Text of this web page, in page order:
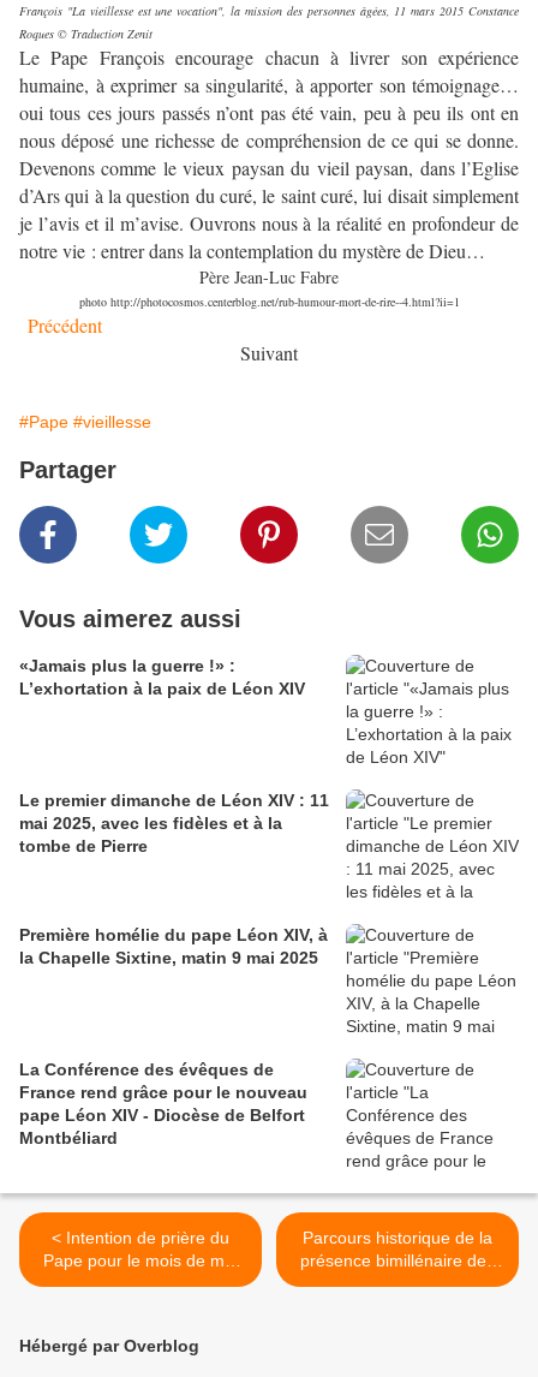
François "La vieillesse est une vocation", la mission des personnes âgées, 11 mars 2015Constance
Roques © Traduction Zenit
Le Pape François encourage chacun à livrer son expérience
humaine, à exprimer sa singularité, à apporter son témoignage…
oui tous ces jours passés n’ont pas été vain, peu à peu ils ont en
nous déposé une richesse de compréhension de ce qui se donne.
Devenons comme le vieux paysan du vieil paysan, dans l’Eglise
d’Ars qui à la question du curé, le saint curé, lui disait simplement
je l’avis et il m’avise. Ouvrons nous à la réalité en profondeur de
notre vie : entrer dans la contemplation du mystère de Dieu…
Père Jean-Luc Fabre
photo http://photocosmos.centerblog.net/rub-humour-mort-de-rire--4.html?ii=1
Précédent
Suivant
#Pape #vieillesse
Partager
Vous aimerez aussi
«Jamais plus la guerre !» :
L’exhortation à la paix de Léon XIV
Le premier dimanche de Léon XIV : 11
mai 2025, avec les fidèles et à la
tombe de Pierre
Première homélie du pape Léon XIV, à
la Chapelle Sixtine, matin 9 mai 2025
La Conférence des évêques de
France rend grâce pour le nouveau
pape Léon XIV - Diocèse de Belfort
Montbéliard
< Intention de prière du
Pape pour le mois de mai
2015 : La disponibilité à la
Parcours historique de la
présence bimillénaire des
chrétiens au Moyen - Orient
Hébergé par Overblog